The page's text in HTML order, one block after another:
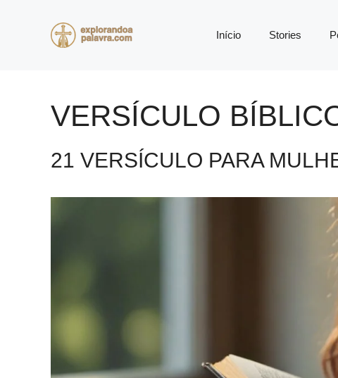
Início Stories
VERSÍCULO
21 VERSÍCULO PARA